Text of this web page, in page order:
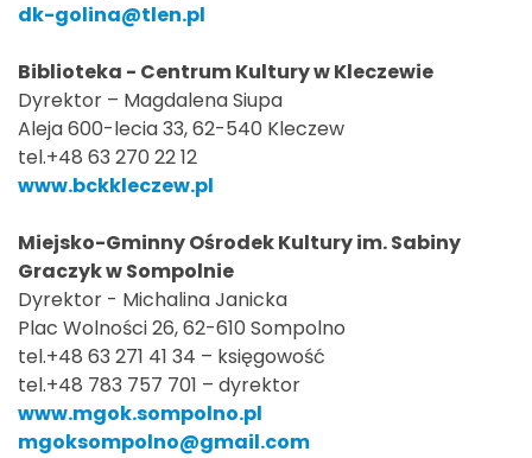
dk-golina@tlen.pl
Biblioteka - Centrum Kultury w Kleczewie
Dyrektor – Magdalena Siupa
Aleja 600-lecia 33, 62-540 Kleczew
tel.+48 63 270 22 12
www.bckkleczew.pl
Miejsko-Gminny Ośrodek Kultury im. Sabiny
Graczyk w Sompolnie
Dyrektor - Michalina Janicka
Plac Wolności 26, 62-610 Sompolno
tel.+48 63 271 41 34 – księgowość
tel.+48 783 757 701 – dyrektor
www.mgok.sompolno.pl
mgoksompolno@gmail.com